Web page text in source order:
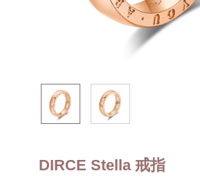
DIRCE Stella 戒指